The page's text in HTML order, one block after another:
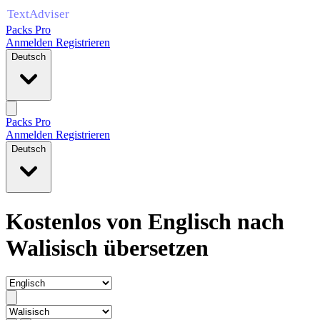
Packs Pro
Anmelden Registrieren
Deutsch
Packs Pro
Anmelden Registrieren
Deutsch
Kostenlos von Englisch nach
Walisisch übersetzen